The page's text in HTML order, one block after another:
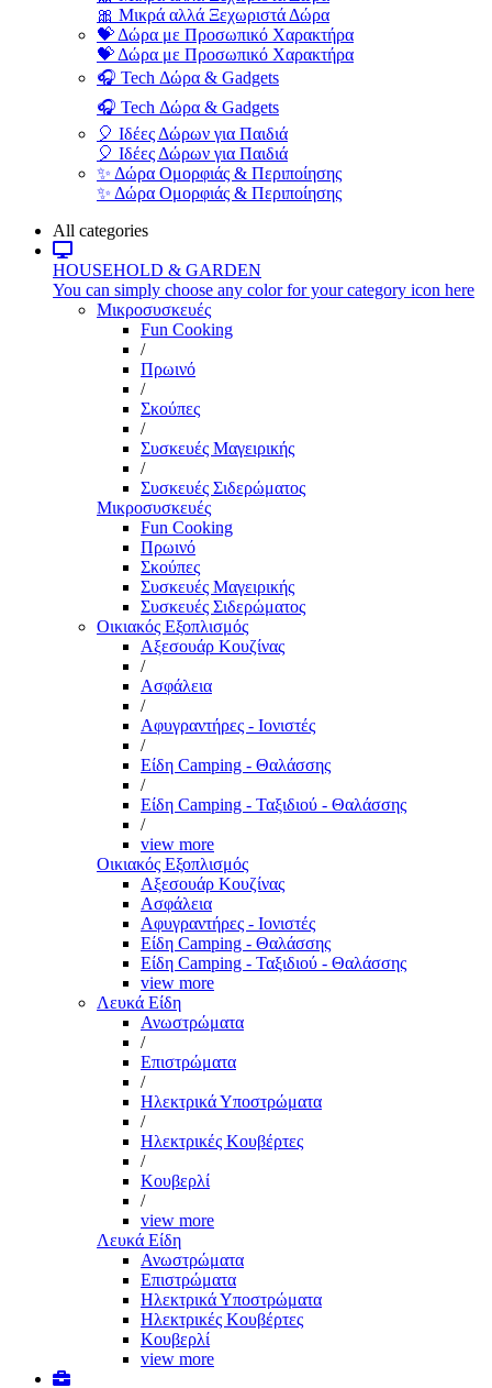
🎀 Μικρά αλλά Ξεχωριστά Δώρα
💝 Δώρα με Προσωπικό Χαρακτήρα
💝 Δώρα με Προσωπικό Χαρακτήρα
🎧 Tech Δώρα & Gadgets
🎧 Tech Δώρα & Gadgets
🎈 Ιδέες Δώρων για Παιδιά
🎈 Ιδέες Δώρων για Παιδιά
✨ Δώρα Ομορφιάς & Περιποίησης
✨ Δώρα Ομορφιάς & Περιποίησης
All categories
HOUSEHOLD & GARDEN
You can simply choose any color for your category icon here
Μικροσυσκευές
Fun Cooking
/
Πρωινό
/
Σκούπες
/
Συσκευές Μαγειρικής
/
Συσκευές Σιδερώματος
Μικροσυσκευές
Fun Cooking
Πρωινό
Σκούπες
Συσκευές Μαγειρικής
Συσκευές Σιδερώματος
Οικιακός Εξοπλισμός
Αξεσουάρ Κουζίνας
/
Ασφάλεια
/
Αφυγραντήρες - Ιονιστές
/
Είδη Camping - Θαλάσσης
/
Είδη Camping - Ταξιδιού - Θαλάσσης
/
view more
Οικιακός Εξοπλισμός
Αξεσουάρ Κουζίνας
Ασφάλεια
Αφυγραντήρες - Ιονιστές
Είδη Camping - Θαλάσσης
Είδη Camping - Ταξιδιού - Θαλάσσης
view more
Λευκά Είδη
Ανωστρώματα
/
Επιστρώματα
/
Ηλεκτρικά Υποστρώματα
/
Ηλεκτρικές Κουβέρτες
/
Κουβερλί
/
view more
Λευκά Είδη
Ανωστρώματα
Επιστρώματα
Ηλεκτρικά Υποστρώματα
Ηλεκτρικές Κουβέρτες
Κουβερλί
view more